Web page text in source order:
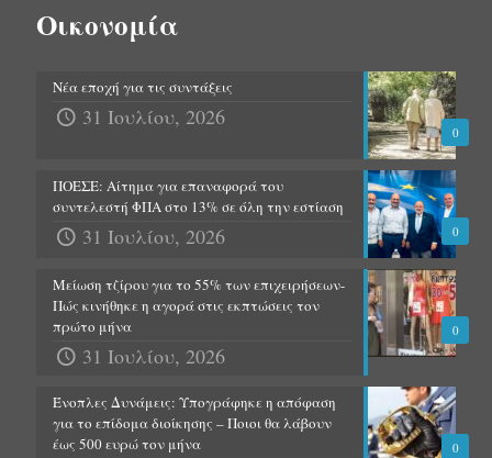
Οικονομία
0
Νέα εποχή για τις συντάξεις
31 Ιουλίου, 2026
0
ΠΟΕΣΕ: Αίτημα για επαναφορά του
συντελεστή ΦΠΑ στο 13% σε όλη την εστίαση
31 Ιουλίου, 2026
0
Μείωση τζίρου για το 55% των επιχειρήσεων-
Πώς κινήθηκε η αγορά στις εκπτώσεις τον
πρώτο μήνα
31 Ιουλίου, 2026
0
Ένοπλες Δυνάμεις: Υπογράφηκε η απόφαση
για το επίδομα διοίκησης – Ποιοι θα λάβουν
έως 500 ευρώ τον μήνα